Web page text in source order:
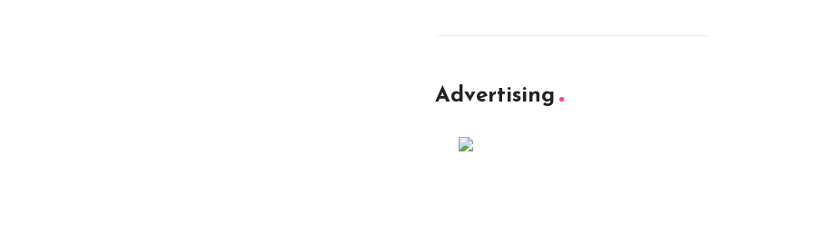
Advertising